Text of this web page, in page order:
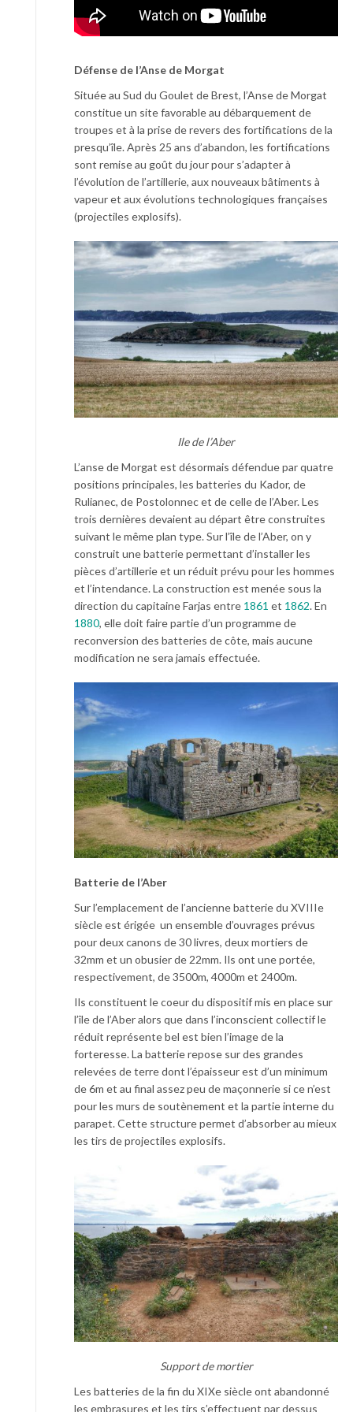
Défense de l’Anse de Morgat
Située au Sud du Goulet de Brest, l’Anse de Morgat
constitue un site favorable au débarquement de
troupes et à la prise de revers des fortifications de la
presqu’île. Après 25 ans d’abandon, les fortifications
sont remise au goût du jour pour s’adapter à
l’évolution de l’artillerie, aux nouveaux bâtiments à
vapeur et aux évolutions technologiques françaises
(projectiles explosifs).
Ile de l’Aber
L’anse de Morgat est désormais défendue par quatre
positions principales, les batteries du Kador, de
Rulianec, de Postolonnec et de celle de l’Aber. Les
trois dernières devaient au départ être construites
suivant le même plan type. Sur l’île de l’Aber, on y
construit une batterie permettant d’installer les
pièces d’artillerie et un réduit prévu pour les hommes
et l’intendance. La construction est menée sous la
direction du capitaine Farjas entre 1861 et 1862. En
1880, elle doit faire partie d’un programme de
reconversion des batteries de côte, mais aucune
modification ne sera jamais effectuée.
Batterie de l’Aber
Sur l’emplacement de l’ancienne batterie du XVIIIe
siècle est érigée un ensemble d’ouvrages prévus
pour deux canons de 30 livres, deux mortiers de
32mm et un obusier de 22mm. Ils ont une portée,
respectivement, de 3500m, 4000m et 2400m.
Ils constituent le coeur du dispositif mis en place sur
l’île de l’Aber alors que dans l’inconscient collectif le
réduit représente bel est bien l’image de la
forteresse. La batterie repose sur des grandes
relevées de terre dont l’épaisseur est d’un minimum
de 6m et au final assez peu de maçonnerie si ce n’est
pour les murs de soutènement et la partie interne du
parapet. Cette structure permet d’absorber au mieux
les tirs de projectiles explosifs.
Support de mortier
Les batteries de la fin du XIXe siècle ont abandonné
les embrasures et les tirs s’effectuent par dessus